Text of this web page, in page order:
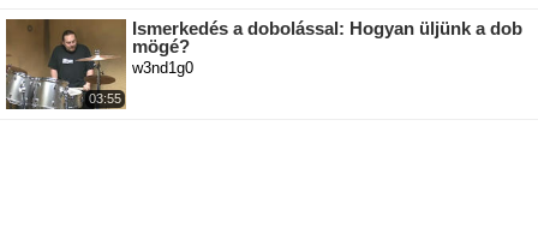
03:55
Ismerkedés a dobolással: Hogyan üljünk a dob
mögé?
w3nd1g0